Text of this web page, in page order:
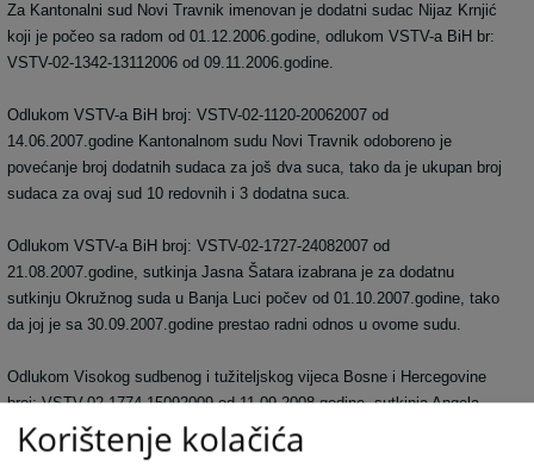
Za Kantonalni sud Novi Travnik imenovan je dodatni sudac Nijaz Krnjić
koji je počeo sa radom od 01.12.2006.godine, odlukom VSTV-a BiH br:
VSTV-02-1342-13112006 od 09.11.2006.godine.
Odlukom VSTV-a BiH broj: VSTV-02-1120-20062007 od
14.06.2007.godine Kantonalnom sudu Novi Travnik odoboreno je
povećanje broj dodatnih sudaca za još dva suca, tako da je ukupan broj
sudaca za ovaj sud 10 redovnih i 3 dodatna suca.
Odlukom VSTV-a BiH broj: VSTV-02-1727-24082007 od
21.08.2007.godine, sutkinja Jasna Šatara izabrana je za dodatnu
sutkinju Okružnog suda u Banja Luci počev od 01.10.2007.godine, tako
da joj je sa 30.09.2007.godine prestao radni odnos u ovome sudu.
Odlukom Visokog sudbenog i tužiteljskog vijeca Bosne i Hercegovine
broj: VSTV-02-1774-15092009 od 11.09.2008.godine, sutkinja Angela
Petrovic imenovana je za redovitu sutkinju Kantonalnog suda Novi
Travnik, pocev od 15.10.2008.godine.
Korištenje kolačića